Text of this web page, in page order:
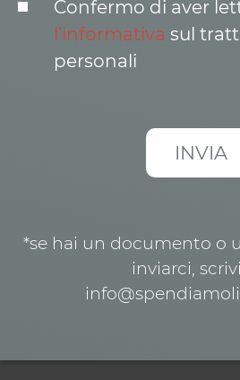
Confermo di aver
l’informativa sul
personali
*se hai un documento o
inviarci,